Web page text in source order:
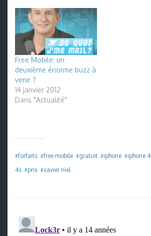
Free Mobile: un
deuxième énorme buzz à
venir ?
14 janvier 2012
Dans "Actualité"
#forfaits #free mobile #gratuit #iphone #iphone 4
4s #prix #xavier niel